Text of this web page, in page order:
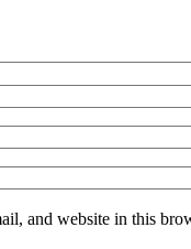
and website in this